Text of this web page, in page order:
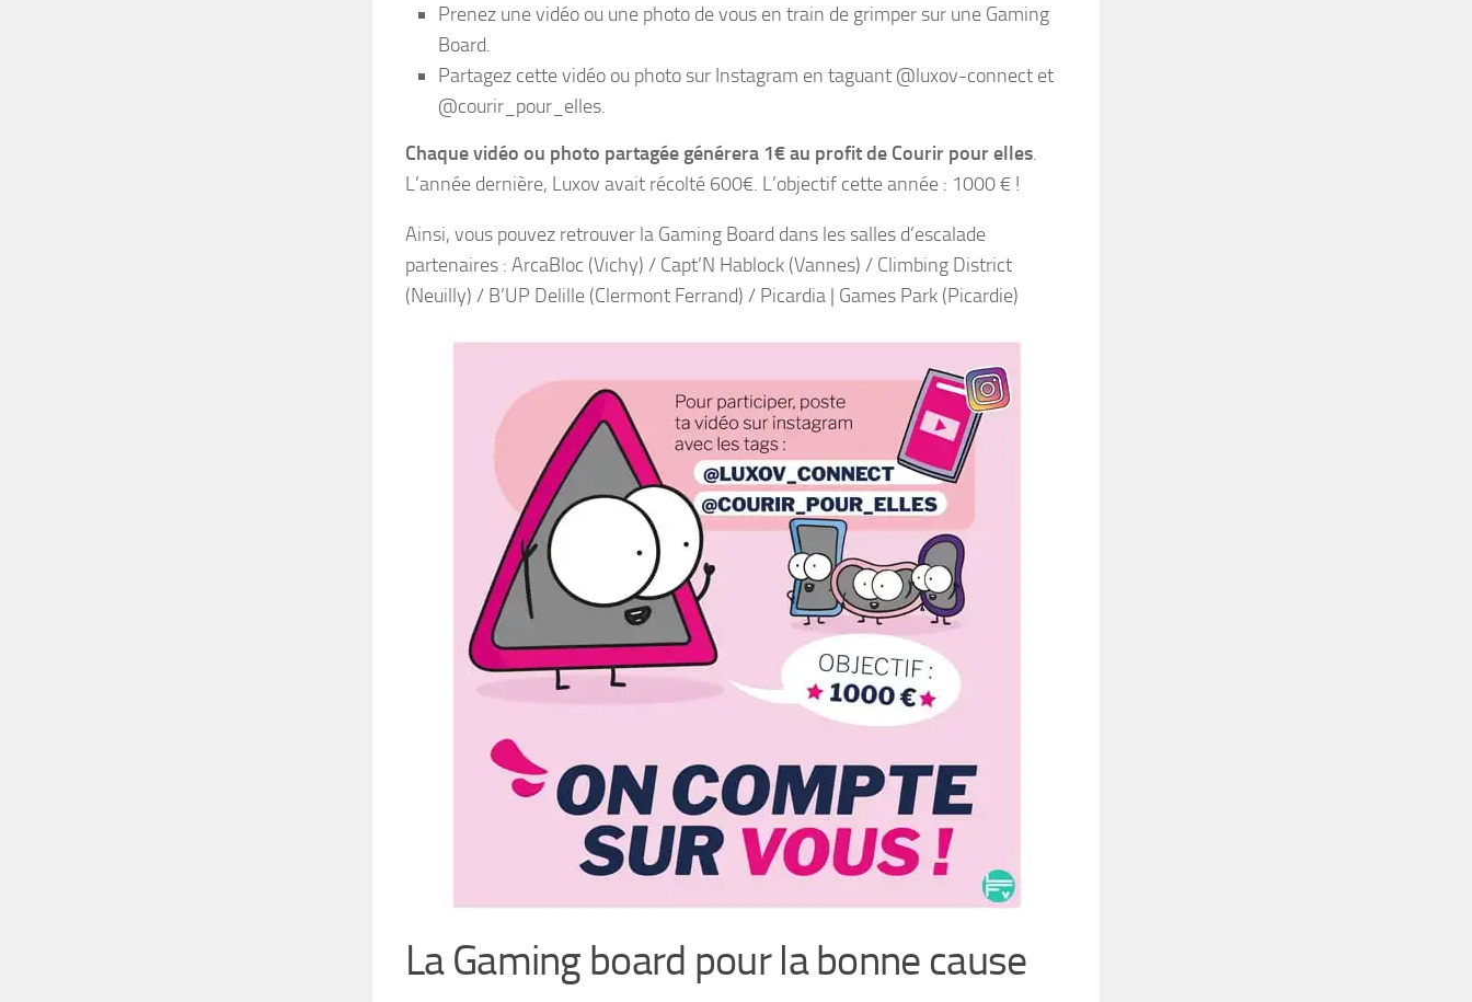
Prenez une vidéo ou une photo de vous en train de grimper sur une Gaming
Board.
Partagez cette vidéo ou photo sur Instagram en taguant @luxov-connect et
@courir_pour_elles.
Chaque vidéo ou photo partagée générera 1€ au profit de Courir pour elles.
L’année dernière, Luxov avait récolté 600€. L’objectif cette année : 1000 € !
Ainsi, vous pouvez retrouver la Gaming Board dans les salles d’escalade
partenaires : ArcaBloc (Vichy) / Capt’N Hablock (Vannes) / Climbing District
(Neuilly) / B’UP Delille (Clermont Ferrand) / Picardia | Games Park (Picardie)
La Gaming board pour la bonne cause